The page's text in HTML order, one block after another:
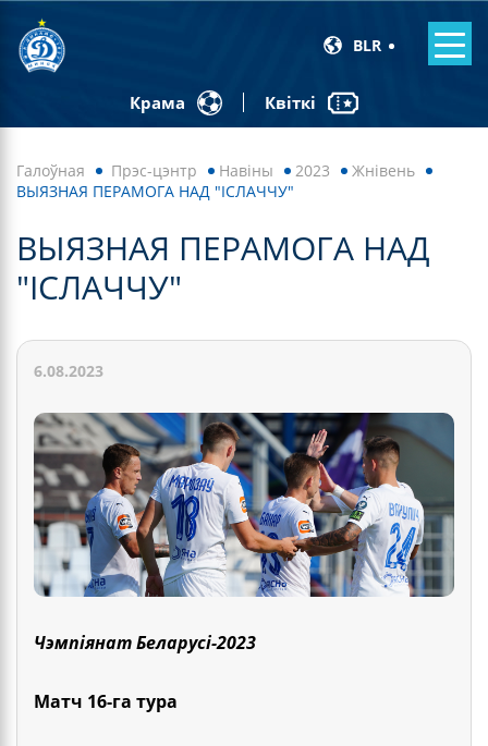
BLR
Крама Квіткі
Галоўная Прэс-цэнтр Навiны 2023
Жнівень
ВЫЯЗНАЯ ПЕРАМОГА НАД "ІСЛАЧЧУ"
ВЫЯЗНАЯ ПЕРАМОГА НАД
"ІСЛАЧЧУ"
6.08.2023
Чэмпіянат Беларусі-2023
Матч 16-га тура